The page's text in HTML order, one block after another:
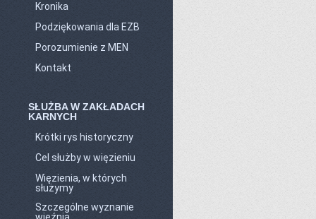
Kronika
Podziękowania dla EZB
Porozumienie z MEN
Kontakt
SŁUŻBA W ZAKŁADACH
KARNYCH
Krótki rys historyczny
Cel służby w więzieniu
Więzienia, w których
służymy
Szczególne wyznanie
więźnia